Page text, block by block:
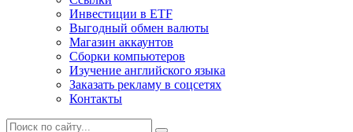
Инвестиции в ETF
Выгодный обмен валюты
Магазин аккаунтов
Сборки компьютеров
Изучение английского языка
Заказать рекламу в соцсетях
Контакты